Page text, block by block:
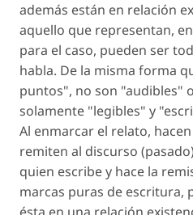
además están en relación
aquello que representan,
para el caso, pueden ser
habla. De la misma forma
puntos", no son "audibles"
solamente "legibles" y
Al enmarcar el relato,
remiten al discurso
quien escribe y hace la
marcas puras de escritura,